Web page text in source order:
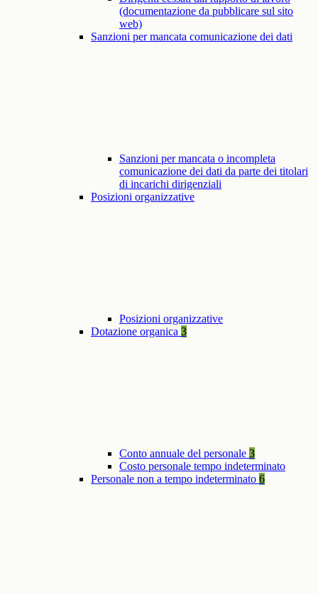
(documentazione da pubblicare sul sito
web)
Sanzioni per mancata comunicazione dei dati
Sanzioni per mancata o incompleta
comunicazione dei dati da parte dei titolari
di incarichi dirigenziali
Posizioni organizzative
Posizioni organizzative
Dotazione organica 3
Conto annuale del personale 3
Costo personale tempo indeterminato
Personale non a tempo indeterminato 6